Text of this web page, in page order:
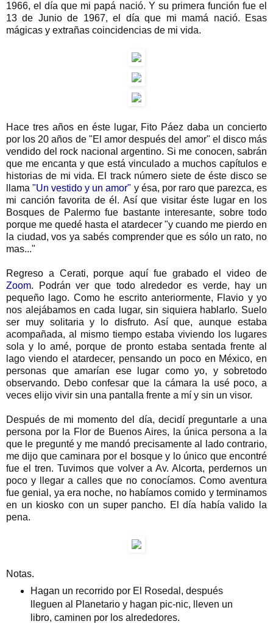
1966, el día que mi papá nació. Y su primera función fue el
13 de Junio de 1967, el día que mi mamá nació. Esas
mágicas y extrañas coincidencias de mi vida.
Hace tres años en éste lugar, Fito Páez daba un concierto
por los 20 años de "El amor después del amor" el disco más
vendido del rock nacional argentino. Si me conocen, sabrán
que me encanta y que está vinculado a muchos capítulos e
historias de mi vida. El track número siete de éste disco se
llama"Un vestido y un amor" y ésa, por raro que parezca, es
mi canción favorita de él. Así que visitar éste lugar en los
Bosques de Palermo fue bastante interesante, sobre todo
porque me quedé hasta el atardecer "y cuando me pierdo en
la ciudad, vos ya sabés comprender que es sólo un rato, no
mas..."
Regreso a Cerati, porque aquí fue grabado el video de
Zoom. Podrán ver que todo alrededor es verde, hay un
pequeño lago. Como he escrito anteriormente, Flavio y yo
nos alejábamos en cada lugar, sin siquiera hablarlo. Suelo
ser muy solitaria y lo disfruto. Así que, aunque estaba
acompañada, al mismo tiempo estaba viviendo los lugares
sola y lo amé, porque de pronto estaba sentada frente al
lago viendo el atardecer, pensando un poco en México, en
personas que amarían ese lugar como yo, y sobretodo
observando. Debo confesar que la cámara la usé poco, a
veces elijo vivir sin una pantalla frente a mí y sin un visor.
Después de mi momento del día, decidí preguntarle a una
persona por la Flor de Buenos Aires, la única persona a la
que le pregunté y me mandó precisamente al lado contrario,
me dijo que caminara por el bosque y lo único que encontré
fue el tren. Tuvimos que volver a Av. Alcorta, perdernos un
poco y llegar a calles que no conocíamos. Como aventura
fue genial, ya era noche, no habíamos comido y terminamos
en un kiosko con un super pancho. El día había valido la
pena.
Notas.
Hagan un recorrido por El Rosedal, después
lleguen al Planetario y hagan pic-nic, lleven un
libro, caminen por los alrededores.